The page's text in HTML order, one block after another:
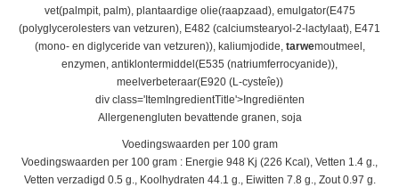
vet(palmpit, palm), plantaardige olie(raapzaad), emulgator(E475
(polyglycerolesters van vetzuren), E482 (calciumstearyol-2-lactylaat), E471
(mono- en diglyceride van vetzuren)), kaliumjodide, tarwemoutmeel,
enzymen, antiklontermiddel(E535 (natriumferrocyanide)),
meelverbeteraar(E920 (L-cysteîe))
div class='ItemIngredientTitle'>Ingrediënten
Allergenengluten bevattende granen, soja
Voedingswaarden per 100 gram
Voedingswaarden per 100 gram : Energie 948 Kj (226 Kcal), Vetten 1.4 g.,
Vetten verzadigd 0.5 g., Koolhydraten 44.1 g., Eiwitten 7.8 g., Zout 0.97 g.